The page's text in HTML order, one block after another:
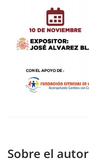
Sobre el autor